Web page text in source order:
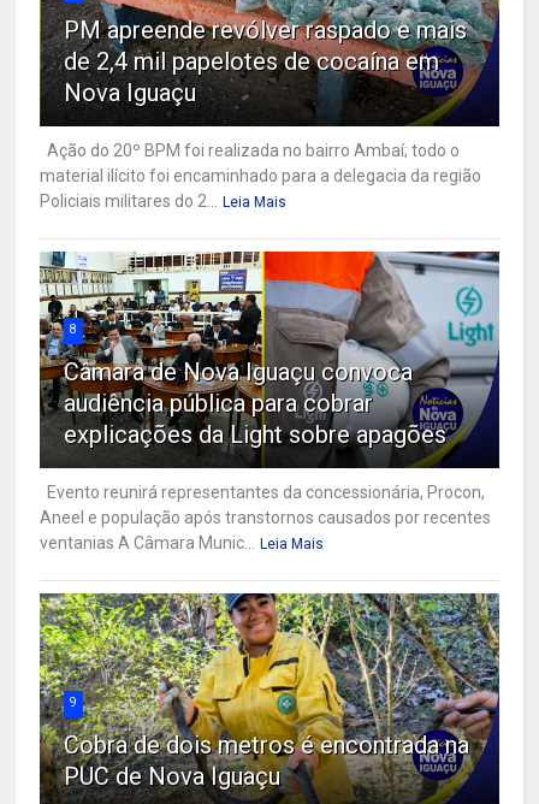
PM apreende revólver raspado e mais
de 2,4 mil papelotes de cocaína em
Nova Iguaçu
Ação do 20º BPM foi realizada no bairro Ambaí; todo o
material ilícito foi encaminhado para a delegacia da região
Policiais militares do 2...
Leia Mais
8
Câmara de Nova Iguaçu convoca
audiência pública para cobrar
explicações da Light sobre apagões
Evento reunirá representantes da concessionária, Procon,
Aneel e população após transtornos causados por recentes
ventanias A Câmara Munic...
Leia Mais
9
Cobra de dois metros é encontrada na
PUC de Nova Iguaçu